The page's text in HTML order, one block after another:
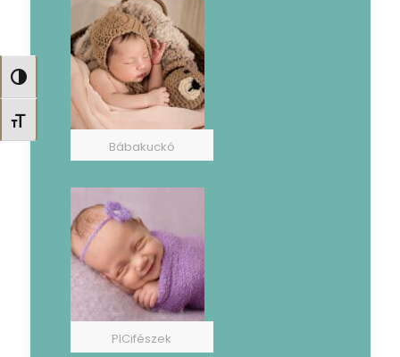
Nagy kontraszt váltása
Betűméret váltása
Bábakuckó
PICifészek